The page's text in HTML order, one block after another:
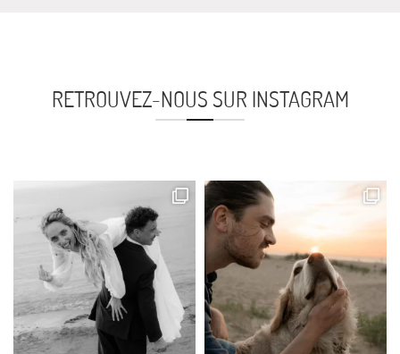
RETROUVEZ-NOUS SUR INSTAGRAM